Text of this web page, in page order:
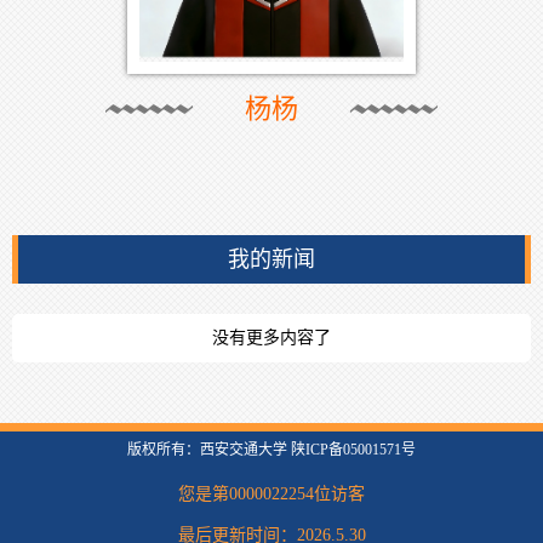
杨杨
我的新闻
没有更多内容了
版权所有：西安交通大学 陕ICP备05001571号
您是第0000022254位访客
最后更新时间： 2026.5.30